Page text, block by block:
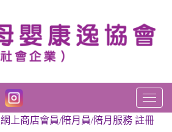
T
o
g
網上商店會員/陪月員/陪月服務 註冊